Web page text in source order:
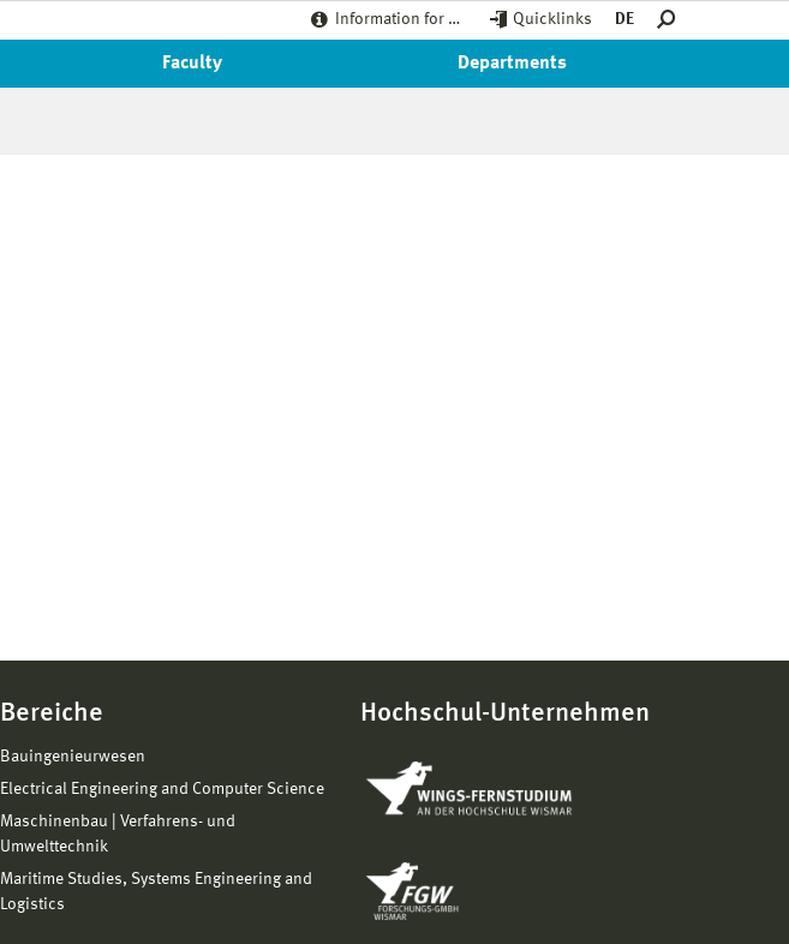
Information for … Quicklinks DE
Faculty Departments
Bereiche
Bauingenieurwesen
Electrical Engineering and Computer Science
Maschinenbau | Verfahrens- und
Umwelttechnik
Maritime Studies, Systems Engineering and
Logistics
Hochschul-Unternehmen